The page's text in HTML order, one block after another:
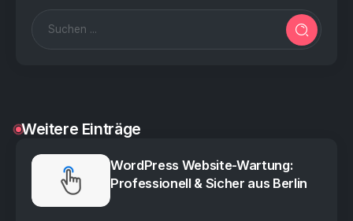
Weitere Einträge
WordPress Website-Wartung:
Professionell & Sicher aus Berlin